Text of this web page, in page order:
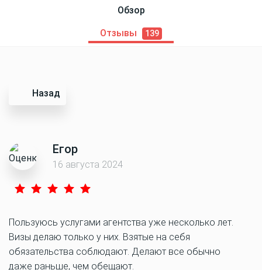
Обзор
Отзывы 139
Назад
Егор
16 августа 2024
Пользуюсь услугами агентства уже несколько лет.
Визы делаю только у них. Взятые на себя
обязательства соблюдают. Делают все обычно
даже раньше, чем обещают.